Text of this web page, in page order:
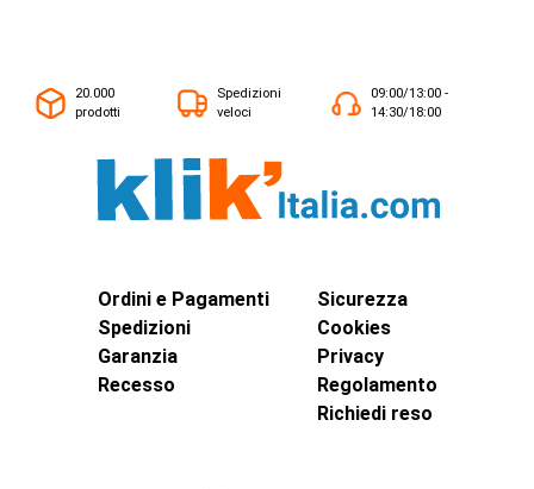
20.000
prodotti
Spedizioni
veloci
09:00/13:00 -
14:30/18:00
Ordini e Pagamenti
Spedizioni
Garanzia
Recesso
Sicurezza
Cookies
Privacy
Regolamento
Richiedi reso